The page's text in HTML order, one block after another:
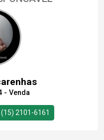
- Venda
(15) 2101-6161